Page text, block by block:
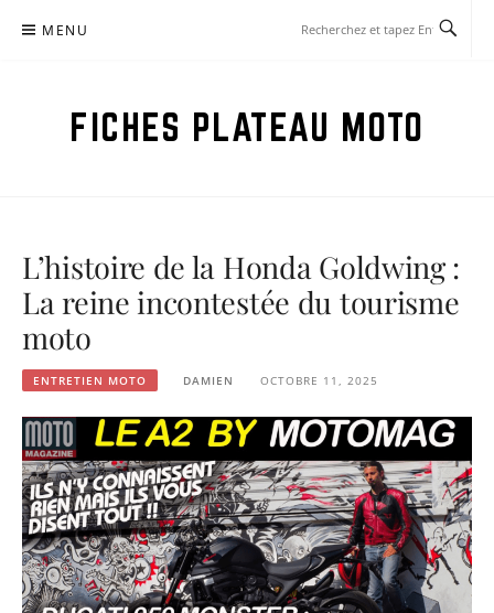
MENU
FICHES PLATEAU MOTO
L’histoire de la Honda Goldwing :
La reine incontestée du tourisme
moto
ENTRETIEN MOTO DAMIEN OCTOBRE 11, 2025